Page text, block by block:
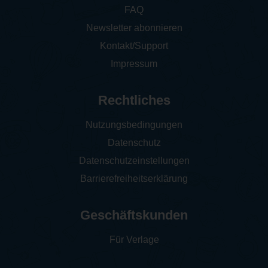
FAQ
Newsletter abonnieren
Kontakt/Support
Impressum
Rechtliches
Nutzungsbedingungen
Datenschutz
Datenschutzeinstellungen
Barrierefreiheitserklärung
Geschäftskunden
Für Verlage